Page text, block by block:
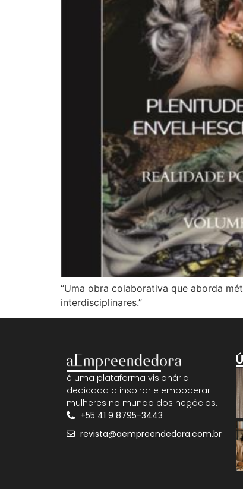
“Uma obra colaborativa que aborda
interdisciplinares.”
é uma plataforma visionária
dedicada a inspirar e empoderar
mulheres no mundo dos negócios.
+55 41 9 8795-3443
revista@aempreendedora.com.br